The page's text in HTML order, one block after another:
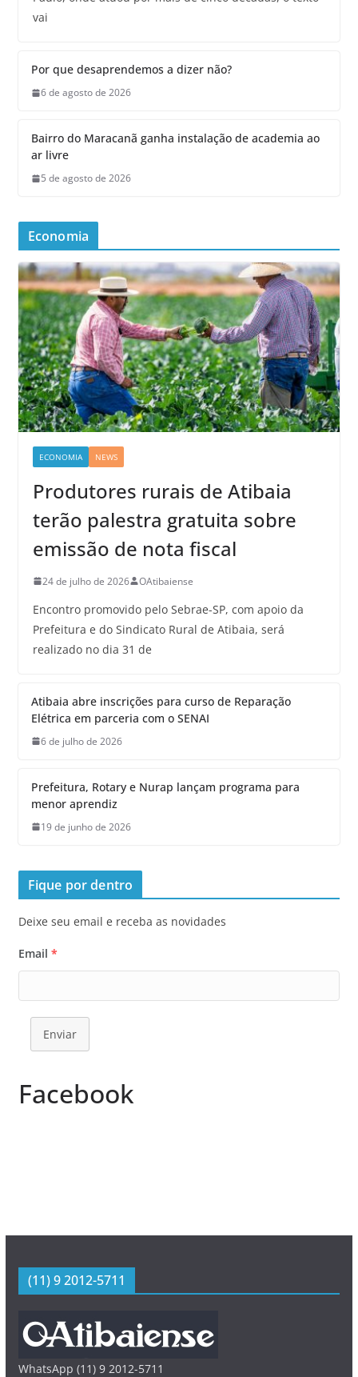
vai
Por que desaprendemos a dizer não?
6 de agosto de 2026
Bairro do Maracanã ganha instalação de academia ao
ar livre
5 de agosto de 2026
Economia
ECONOMIA NEWS
Produtores rurais de Atibaia
terão palestra gratuita sobre
emissão de nota fiscal
24 de julho de 2026 OAtibaiense
Encontro promovido pelo Sebrae-SP, com apoio da
Prefeitura e do Sindicato Rural de Atibaia, será
realizado no dia 31 de
Atibaia abre inscrições para curso de Reparação
Elétrica em parceria com o SENAI
6 de julho de 2026
Prefeitura, Rotary e Nurap lançam programa para
menor aprendiz
19 de junho de 2026
Fique por dentro
Deixe seu email e receba as novidades
Email *
Enviar
Facebook
(11) 9 2012-5711
WhatsApp (11) 9 2012-5711